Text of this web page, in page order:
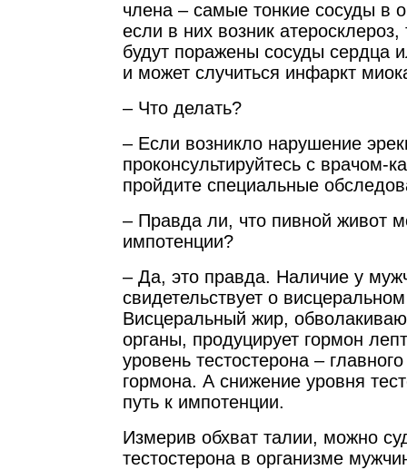
члена – самые тонкие сосуды в
если в них возник атеросклероз,
будут поражены сосуды сердца
и может случиться инфаркт
– Что делать?
– Если возникло нарушение
проконсультируйтесь с врачом-
пройдите специальные
– Правда ли, что пивной живот
импотенции?
– Да, это правда. Наличие у
свидетельствует о
Висцеральный жир,
органы, продуцирует гормон
уровень тестостерона –
гормона. А снижение уровня
путь к импотенции.
Измерив обхват талии, можно
тестостерона в организме